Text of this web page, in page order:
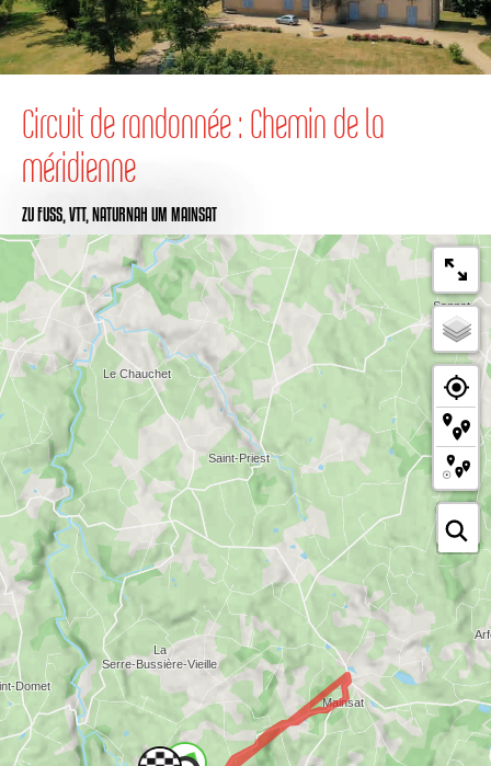
Circuit de randonnée : Chemin de la
méridienne
ZU FUSS,VTT,NATURNAH UM MAINSAT